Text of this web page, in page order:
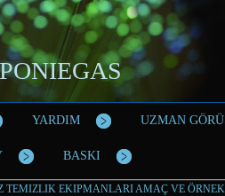
YARDIM UZMAN
BASKI
TEMIZLIK EKIPMANLARI AMAÇ VE